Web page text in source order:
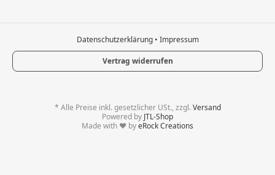
Datenschutzerklärung • Impressum
Vertrag widerrufen
* Alle Preise inkl. gesetzlicher USt., zzgl.Versand
Powered by JTL-Shop
Made with ♥ byeRock Creations